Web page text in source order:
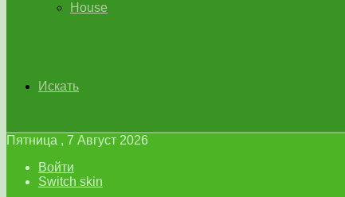
House
Искать
Пятница , 7 Август 2026
Войти
Switch skin